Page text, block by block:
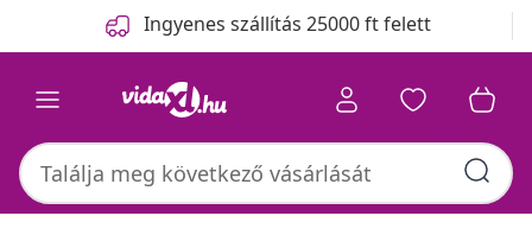
Ingyenes szállítás 25000 ft felett